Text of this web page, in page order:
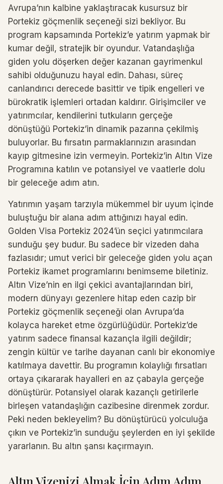
Avrupa’nın kalbine yaklaştıracak kusursuz bir
Portekiz göçmenlik seçeneği sizi bekliyor. Bu
program kapsamında Portekiz’e yatırım yapmak bir
kumar değil, stratejik bir oyundur. Vatandaşlığa
giden yolu döşerken değer kazanan gayrimenkul
sahibi olduğunuzu hayal edin. Dahası, süreç
canlandırıcı derecede basittir ve tipik engelleri ve
bürokratik işlemleri ortadan kaldırır. Girişimciler ve
yatırımcılar, kendilerini tutkuların gerçeğe
dönüştüğü Portekiz’in dinamik pazarına çekilmiş
buluyorlar. Bu fırsatın parmaklarınızın arasından
kayıp gitmesine izin vermeyin. Portekiz’in Altın Vize
Programına katılın ve potansiyel ve vaatlerle dolu
bir geleceğe adım atın.
Yatırımın yaşam tarzıyla mükemmel bir uyum içinde
buluştuğu bir alana adım attığınızı hayal edin.
Golden Visa Portekiz 2024’ün seçici yatırımcılara
sunduğu şey budur. Bu sadece bir vizeden daha
fazlasıdır; umut verici bir geleceğe giden yolu açan
Portekiz ikamet programlarını benimseme biletiniz.
Altın Vize’nin en ilgi çekici avantajlarından biri,
modern dünyayı gezenlere hitap eden cazip bir
Portekiz göçmenlik seçeneği olan Avrupa’da
kolayca hareket etme özgürlüğüdür. Portekiz’de
yatırım sadece finansal kazançla ilgili değildir;
zengin kültür ve tarihe dayanan canlı bir ekonomiye
katılmaya davettir. Bu programın kolaylığı fırsatları
ortaya çıkararak hayalleri en az çabayla gerçeğe
dönüştürür. Potansiyel olarak kazançlı getirilerle
birleşen vatandaşlığın cazibesine direnmek zordur.
Peki neden bekleyelim? Bu dönüştürücü yolculuğa
çıkın ve Portekiz’in sunduğu şeylerden en iyi şekilde
yararlanın. Bu altın şansı kaçırmayın.